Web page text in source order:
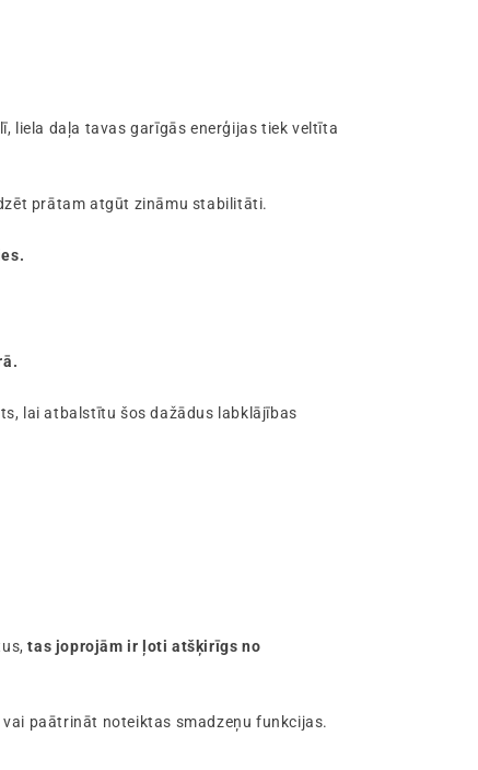
liela daļa tavas garīgās enerģijas tiek veltīta
prātam atgūt zināmu stabilitāti.
lai atbalstītu šos dažādus labklājības
tas joprojām ir ļoti atšķirīgs no
paātrināt noteiktas smadzeņu funkcijas.